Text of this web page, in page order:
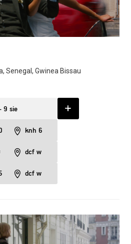
Senegal, Gwinea Bissau
knh 6
dcf w
dcf w
9 sie